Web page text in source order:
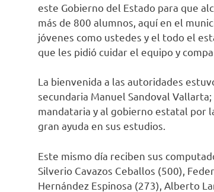
este Gobierno del Estado para que
más de 800 alumnos, aquí en el
jóvenes como ustedes y el todo el
que les pidió cuidar el equipo y
La bienvenida a las autoridades
secundaria Manuel Sandoval
mandataria y al gobierno estatal por
gran ayuda en sus estudios.
Este mismo día reciben sus
Silverio Cavazos Ceballos (500),
Hernández Espinosa (273), Alberto